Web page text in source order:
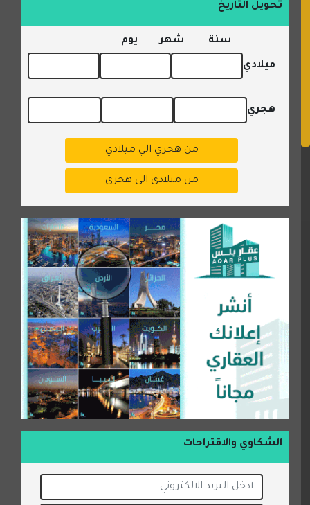
تحويل التاريخ
سنة شهر يوم
ميلادي
هجري
من هجري الي ميلادي
من ميلادي الي هجري
الشكاوي والاقتراحات